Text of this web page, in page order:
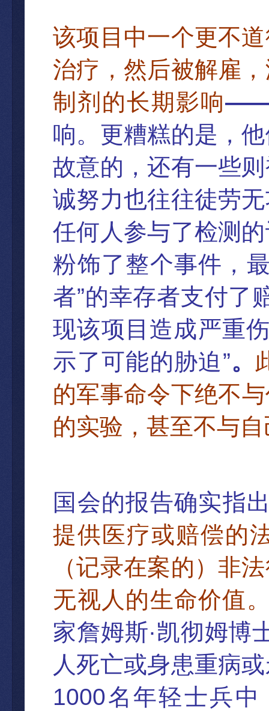
该项目中一个更不
治疗，然后被解雇
制剂的长期影响
响。更糟糕的是，
故意的，还有一些
诚努力也往往徒劳
任何人参与了检测
粉饰了整个事件，
者”的幸存者支付了
现该项目造成严重
示了可能的胁迫 ”。
的军事命令下绝不
的实验，甚至不与
国会的报告确实指
提供医疗或赔偿的
（记录在案的）非
无视人的生命价值
家詹姆斯·凯彻姆博
人死亡或身患重病
1000名年轻士兵中